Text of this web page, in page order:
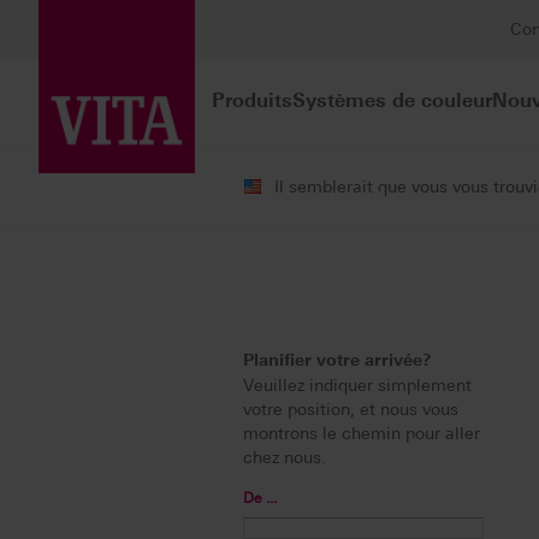
ProduitsSystèmes de couleur
Il semblerait que vous vous
Planifier votre arrivée?
Veuillez indiquer simplement
votre position, et nous vous
montrons le chemin pour aller
chez nous.
De ...